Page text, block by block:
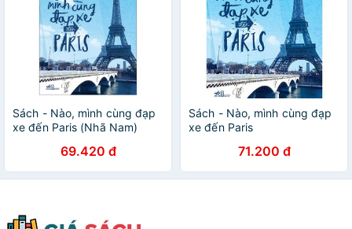
Sách - Nào, mình cùng đạp
xe đến Paris (Nhã Nam)
69.420 đ
Sách - Nào, mình cùng đạp
xe đến Paris
71.200 đ